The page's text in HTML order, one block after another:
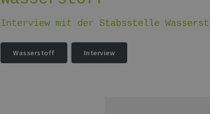
Interview mit der Stabsstelle
Wasserstoff Interview